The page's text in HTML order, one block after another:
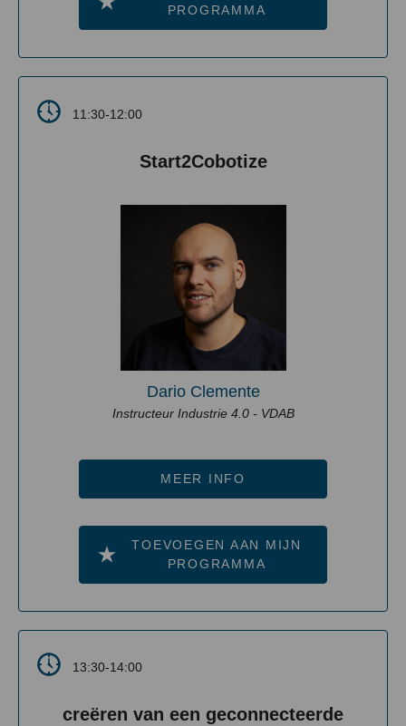
PROGRAMMA
11:30-12:00
Start2Cobotize
Dario Clemente
Instructeur Industrie 4.0 - VDAB
MEER INFO
TOEVOEGEN AAN MIJN
PROGRAMMA
13:30-14:00
creëren van een geconnecteerde